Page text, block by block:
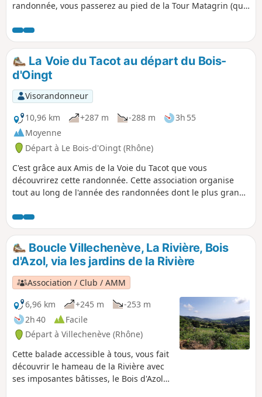
randonnée, vous passerez au pied de la Tour Matagrin (que
Violay, puis vous reviendrez par un autre chemin. La
majorité du trajet se fait dans les sous-bois.
La Voie du Tacot au départ du Bois-
d'Oingt
Visorandonneur
10,96 km
+287 m -288 m
3h 55
Moyenne
Départ à Le Bois-d'Oingt (Rhône)
C'est grâce aux Amis de la Voie du Tacot que vous
découvrirez cette randonnée. Cette association organise
tout au long de l'année des randonnées dont le plus grand
Chemins de Fer du Beaujolais, mises en service entre 1901
et 1902, reliaient Villefranche à Monsols et Villefranche à
Tarare. L'automobile détrôna le train en 1934. Parcourez
quelques tronçons de cette voie transformée en chemin
pédestre allant dans sa totalité de Liergues à Sarcey.
Boucle Villechenève, La Rivière, Bois
d'Azol, via les jardins de la Rivière
Association / Club / AMM
6,96 km
+245 m
-253 m
2h 40
Facile
Départ à Villechenève (Rhône)
Cette balade accessible à tous, vous fait
découvrir le hameau de la Rivière avec
ses imposantes bâtisses, le Bois d'Azol